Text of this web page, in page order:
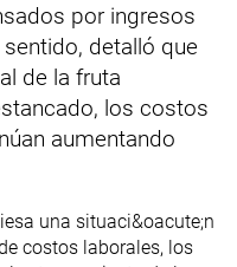
por ingresos
detalló que
de la fruta
los costos
aumentando